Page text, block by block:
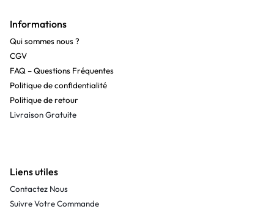
Informations
Qui sommes nous ?
CGV
FAQ – Questions Fréquentes
Politique de confidentialité
Politique de retour
Livraison Gratuite
Liens utiles
Contactez Nous
Suivre Votre Commande